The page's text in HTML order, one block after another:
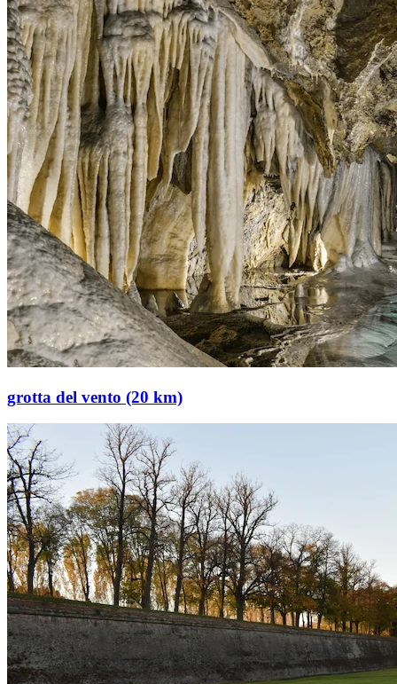
grotta del vento (20 km)